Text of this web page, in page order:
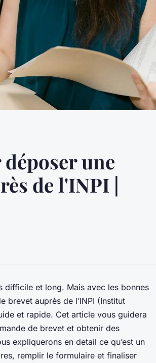
une
de l'INPI |
difficile et long. Mais avec les bonnes
brevet auprès de l’INPI (Institut
et rapide. Cet article vous guidera
de brevet et obtenir des
expliquerons en detail ce qu’est un
remplir le formulaire et finaliser